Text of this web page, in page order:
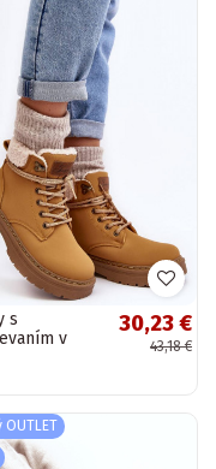
s
v
30,23 €
43,18 €
OUTLET